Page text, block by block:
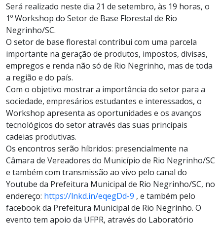
Será realizado neste dia 21 de setembro, às 19 horas, o
1º Workshop do Setor de Base Florestal de Rio
Negrinho/SC.
O setor de base florestal contribui com uma parcela
importante na geração de produtos, impostos, divisas,
empregos e renda não só de Rio Negrinho, mas de toda
a região e do país.
Com o objetivo mostrar a importância do setor para a
sociedade, empresários estudantes e interessados, o
Workshop apresenta as oportunidades e os avanços
tecnológicos do setor através das suas principais
cadeias produtivas.
Os encontros serão híbridos: presencialmente na
Câmara de Vereadores do Município de Rio Negrinho/SC
e também com transmissão ao vivo pelo canal do
Youtube da Prefeitura Municipal de Rio Negrinho/SC, no
endereço: https://lnkd.in/eqegDd-9 , e também pelo
facebook da Prefeitura Municipal de Rio Negrinho. O
evento tem apoio da UFPR, através do Laboratório